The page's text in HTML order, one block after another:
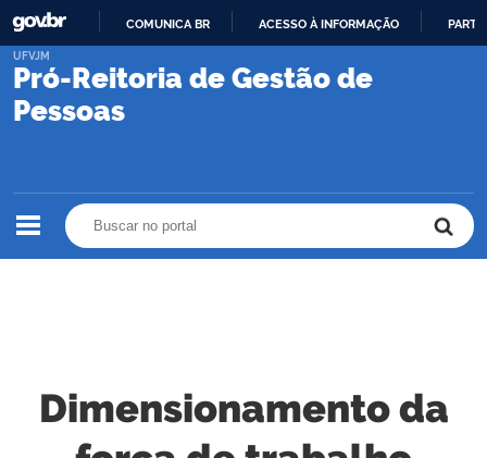
PARA
COMUNICA BR ACESSO À INFORMAÇÃO
Pró-Reitoria de Gestão de
Pessoas
UFVJM
Dimensionamento da